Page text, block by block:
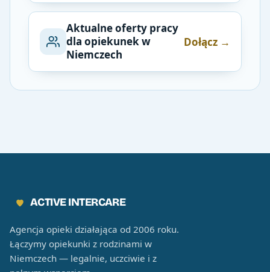
Aktualne oferty pracy
dla opiekunek w
Niemczech
Dołącz →
ACTIVE INTERCARE
Agencja opieki działająca od 2006 roku.
Łączymy opiekunki z rodzinami w
Niemczech — legalnie, uczciwie i z